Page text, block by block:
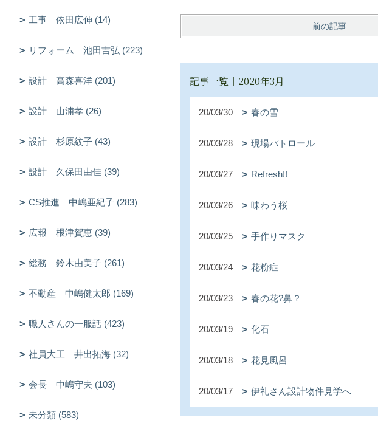
前の記事
記事一覧｜2020年3月
20/03/30 春の雪
20/03/28 現場パトロール
20/03/27 Refresh!!
20/03/26 味わう桜
20/03/25 手作りマスク
20/03/24 花粉症
20/03/23 春の花?鼻？
20/03/19 化石
20/03/18 花見風呂
20/03/17 伊礼さん設計物件見学へ
工事 依田広伸 (14)
リフォーム 池田吉弘 (223)
設計 高森喜洋 (201)
設計 山浦孝 (26)
設計 杉原紋子 (43)
設計 久保田由佳 (39)
CS推進 中嶋亜紀子 (283)
広報 根津賀恵 (39)
総務 鈴木由美子 (261)
不動産 中嶋健太郎 (169)
職人さんの一服話 (423)
社員大工 井出拓海 (32)
会長 中嶋守夫 (103)
未分類 (583)